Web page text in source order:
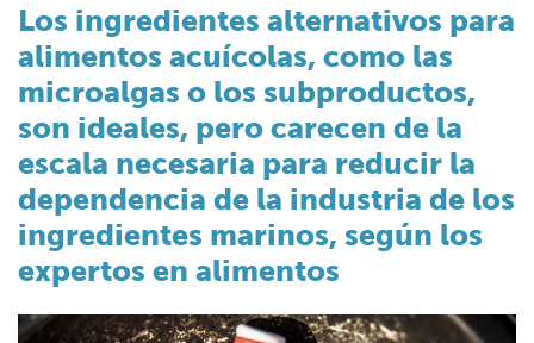
Los ingredientes alternativos para
alimentos acuícolas, como las
microalgas o los subproductos,
son ideales, pero carecen de la
escala necesaria para reducir la
dependencia de la industria de los
ingredientes marinos, según los
expertos en alimentos